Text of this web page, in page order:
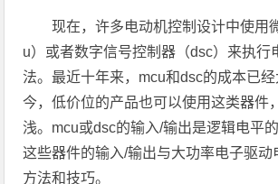
现在，许多电动机控制设计中使用
u）或者数字信号控制器（dsc）来执行
法。最近十年来，mcu和dsc的成本已
今，低价位的产品也可以使用这类器件
浅。mcu或dsc的输入/输出是逻辑电平
这些器件的输入/输出与大功率电子驱动
方法和技巧。